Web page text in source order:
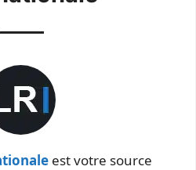
est votre source